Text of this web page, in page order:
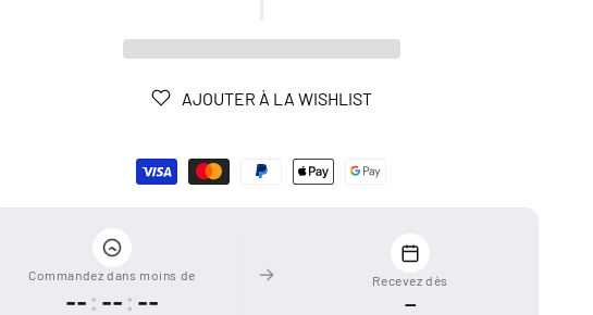
AJOUTER À LA WISHLIST
Commandez dans moins de
-- : -- : --
Recevez dès
—